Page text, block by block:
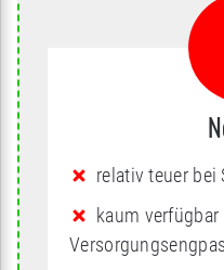
relativ teuer bei
kaum